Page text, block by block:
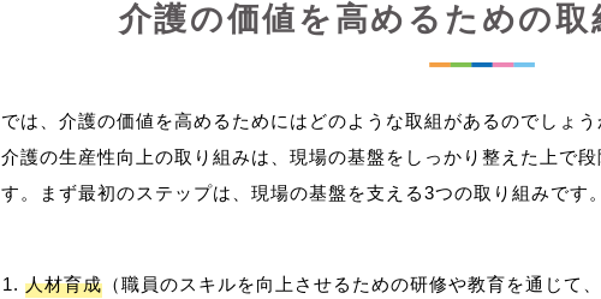
介護の価値を高めるための取
では、介護の価値を高めるためにはどのような取組があるのでしょう
介護の生産性向上の取り組みは、現場の基盤をしっかり整えた上で
人材育成 （職員のスキルを向上させるための研修や教育を通じて